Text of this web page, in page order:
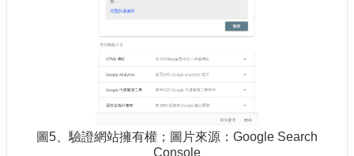
圖5、驗證網站擁有權；圖片來源：Google Search
Console